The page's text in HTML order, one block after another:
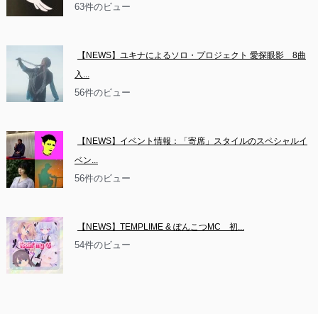
63件のビュー
【NEWS】ユキナによるソロ・プロジェクト 愛探眼影　8曲
入...
56件のビュー
【NEWS】イベント情報：「寄席」スタイルのスペシャルイ
ベン...
56件のビュー
【NEWS】TEMPLIME & ぽんこつMC　初...
54件のビュー